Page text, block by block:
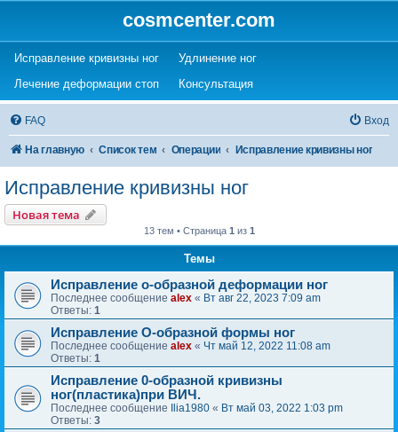
cosmcenter.com
Исправление кривизны ног(Opens a new tab)
Удлинение ног(Opens a new tab)
Лечение деформации стоп(Opens a new tab)
Консультация(Opens a new tab)
FAQ Вход
На главную Список тем Операции Исправление кривизны ног
Исправление кривизны ног
Новая тема
13 тем • Страница 1 из 1
Темы
Исправление о-образной деформации ног
Последнее сообщение alex « Вт авг 22, 2023 7:09 am
Ответы: 1
Исправление О-образной формы ног
Последнее сообщение alex « Чт май 12, 2022 11:08 am
Ответы: 1
Исправление 0-образной кривизны
ног(пластика)при ВИЧ.
Последнее сообщение Ilia1980 « Вт май 03, 2022 1:03 pm
Ответы: 3